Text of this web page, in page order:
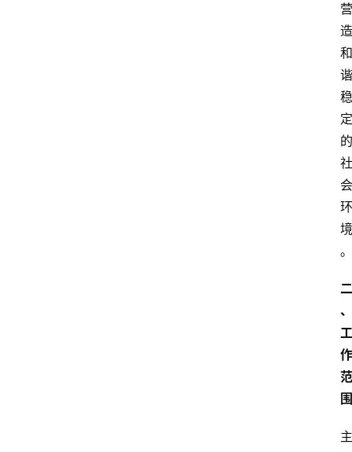
营
造
和
谐
稳
定
的
社
会
环
境
。
二
、
工
作
范
围
主